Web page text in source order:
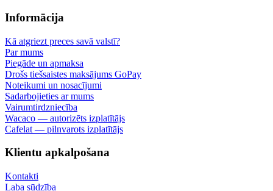
Informācija
Kā atgriezt preces savā valstī?
Par mums
Piegāde un apmaksa
Drošs tiešsaistes maksājums GoPay
Noteikumi un nosacījumi
Sadarbojieties ar mums
Vairumtirdzniecība
Wacaco — autorizēts izplatītājs
Cafelat — pilnvarots izplatītājs
Klientu apkalpošana
Kontakti
Laba sūdzība